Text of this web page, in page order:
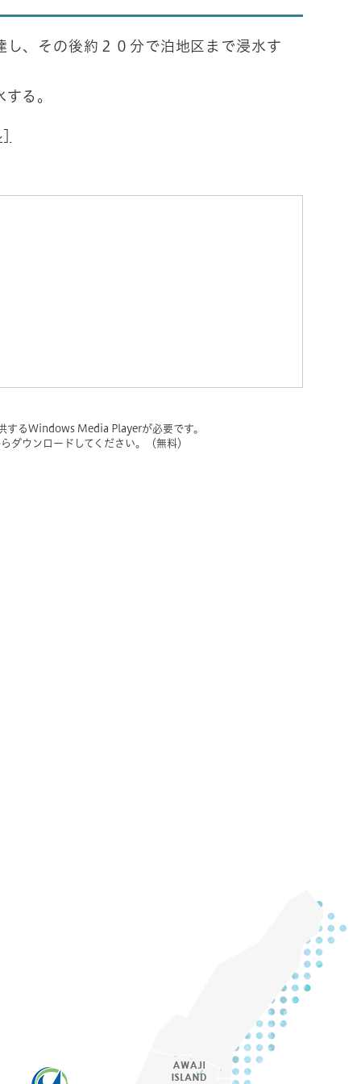
、その後約２０分で泊地区まで浸水す
る。
るWindows Media Playerが必要です。
ウンロードしてください。（無料）